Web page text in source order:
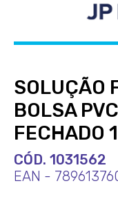
SOLUÇÃO
BOLSA
FECHADO
CÓD. 1031562
EAN -